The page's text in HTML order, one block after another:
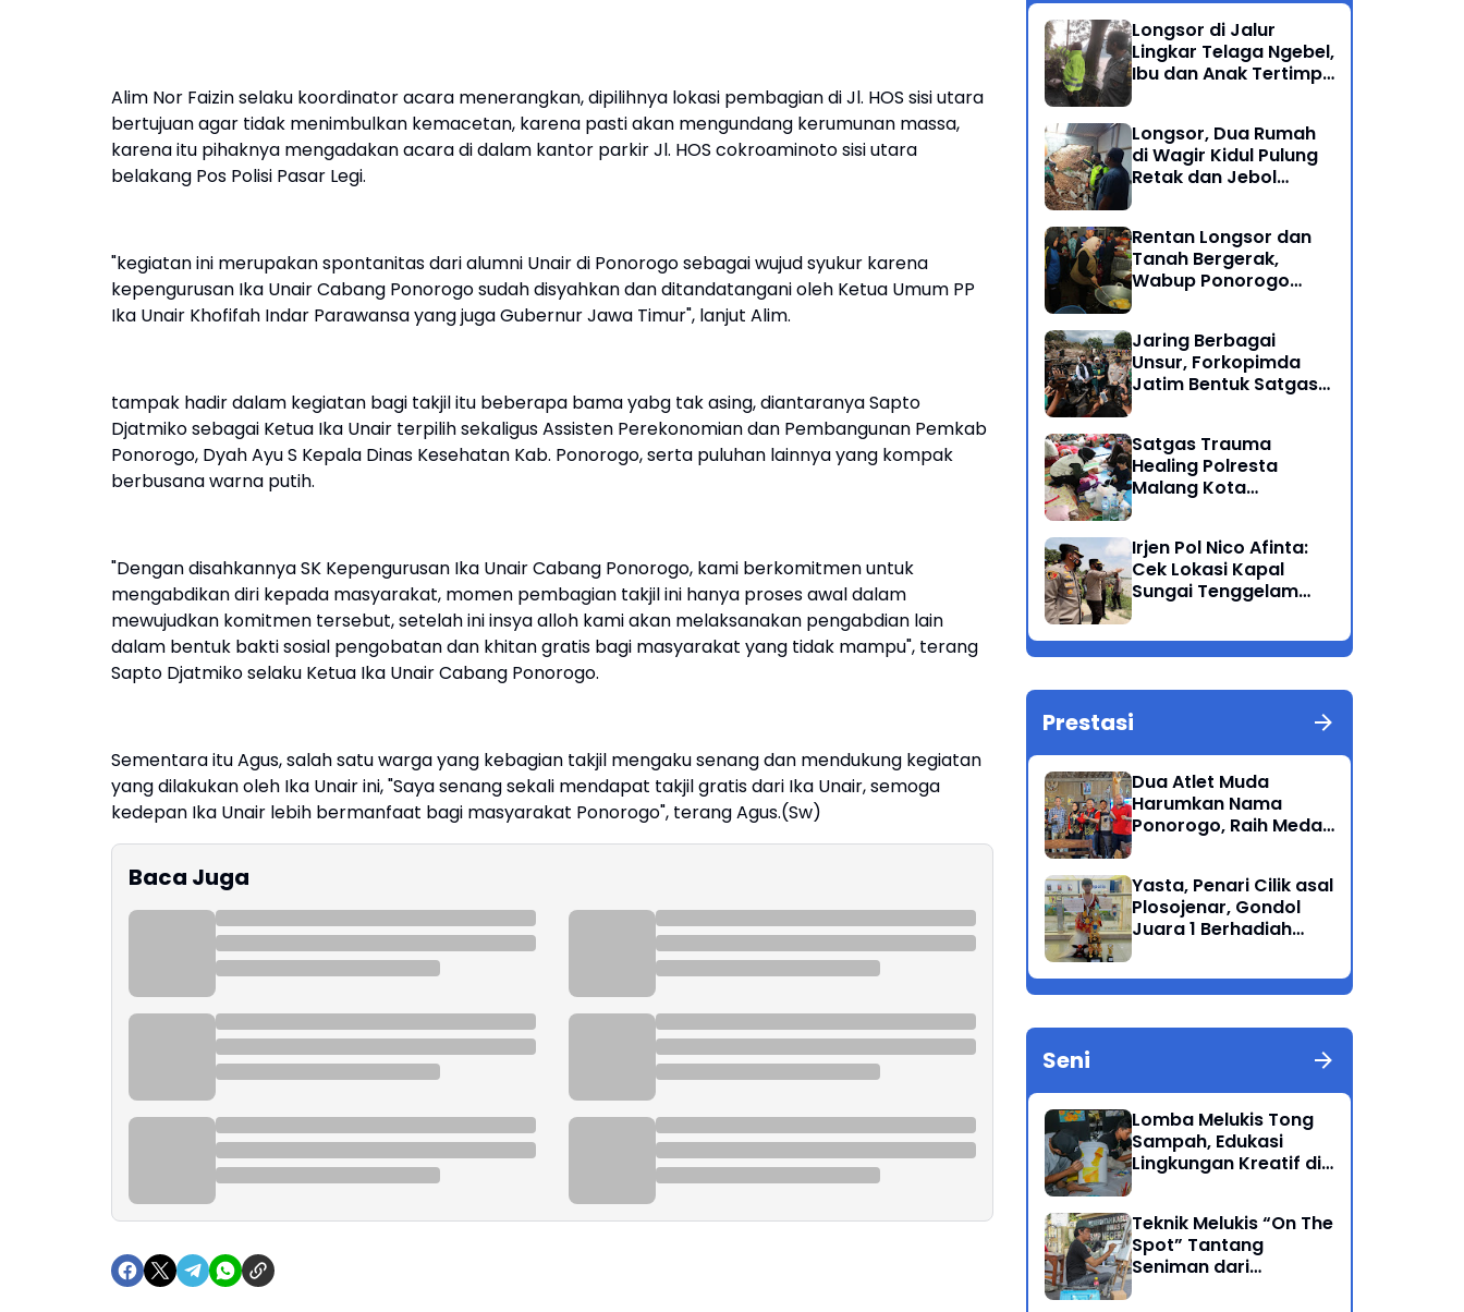
Alim Nor Faizin selaku koordinator acara menerangkan, dipilihnya lokasi pembagian di Jl. HOS sisi utara
bertujuan agar tidak menimbulkan kemacetan, karena pasti akan mengundang kerumunan massa,
karena itu pihaknya mengadakan acara di dalam kantor parkir Jl. HOS cokroaminoto sisi utara
belakang Pos Polisi Pasar Legi.
"kegiatan ini merupakan spontanitas dari alumni Unair di Ponorogo sebagai wujud syukur karena
kepengurusan Ika Unair Cabang Ponorogo sudah disyahkan dan ditandatangani oleh Ketua Umum PP
Ika Unair Khofifah Indar Parawansa yang juga Gubernur Jawa Timur", lanjut Alim.
tampak hadir dalam kegiatan bagi takjil itu beberapa bama yabg tak asing, diantaranya Sapto
Djatmiko sebagai Ketua Ika Unair terpilih sekaligus Assisten Perekonomian dan Pembangunan Pemkab
Ponorogo, Dyah Ayu S Kepala Dinas Kesehatan Kab. Ponorogo, serta puluhan lainnya yang kompak
berbusana warna putih.
"Dengan disahkannya SK Kepengurusan Ika Unair Cabang Ponorogo, kami berkomitmen untuk
mengabdikan diri kepada masyarakat, momen pembagian takjil ini hanya proses awal dalam
mewujudkan komitmen tersebut, setelah ini insya alloh kami akan melaksanakan pengabdian lain
dalam bentuk bakti sosial pengobatan dan khitan gratis bagi masyarakat yang tidak mampu", terang
Sapto Djatmiko selaku Ketua Ika Unair Cabang Ponorogo.
Sementara itu Agus, salah satu warga yang kebagian takjil mengaku senang dan mendukung kegiatan
yang dilakukan oleh Ika Unair ini, "Saya senang sekali mendapat takjil gratis dari Ika Unair, semoga
kedepan Ika Unair lebih bermanfaat bagi masyarakat Ponorogo", terang Agus.(Sw)
Baca Juga
Longsor di Jalur
Lingkar Telaga Ngebel,
Ibu dan Anak Tertimpa
Longsor, Dua Rumah
di Wagir Kidul Pulung
Retak dan Jebol
Rentan Longsor dan
Tanah Bergerak,
Wabup Ponorogo
Pengungsian
Jaring Berbagai
Unsur, Forkopimda
Jatim Bentuk Satgas
Satgas Trauma
Healing Polresta
Malang Kota
Bandang
Irjen Pol Nico Afinta:
Cek Lokasi Kapal
Sungai Tenggelam
Tuban
Prestasi
Dua Atlet Muda
Harumkan Nama
Ponorogo, Raih Medali
Jatim
Yasta, Penari Cilik asal
Plosojenar, Gondol
Juara 1 Berhadiah
Nusantara 2025
Seni
Lomba Melukis Tong
Sampah, Edukasi
Lingkungan Kreatif di
Teknik Melukis “On The
Spot” Tantang
Seniman dari